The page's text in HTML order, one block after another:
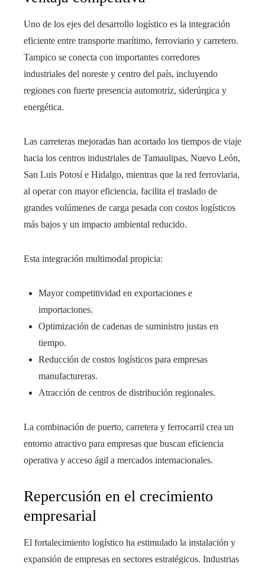
Uno de los ejes del desarrollo logístico es la integración
eficiente entre transporte marítimo, ferroviario y carretero.
Tampico se conecta con importantes corredores
industriales del noreste y centro del país, incluyendo
regiones con fuerte presencia automotriz, siderúrgica y
energética.
Las carreteras mejoradas han acortado los tiempos de viaje
hacia los centros industriales de Tamaulipas, Nuevo León,
San Luis Potosí e Hidalgo, mientras que la red ferroviaria,
al operar con mayor eficiencia, facilita el traslado de
grandes volúmenes de carga pesada con costos logísticos
más bajos y un impacto ambiental reducido.
Esta integración multimodal propicia:
Mayor competitividad en exportaciones e
importaciones.
Optimización de cadenas de suministro justas en
tiempo.
Reducción de costos logísticos para empresas
manufactureras.
Atracción de centros de distribución regionales.
La combinación de puerto, carretera y ferrocarril crea un
entorno atractivo para empresas que buscan eficiencia
operativa y acceso ágil a mercados internacionales.
Repercusión en el crecimiento
empresarial
El fortalecimiento logístico ha estimulado la instalación y
expansión de empresas en sectores estratégicos. Industrias